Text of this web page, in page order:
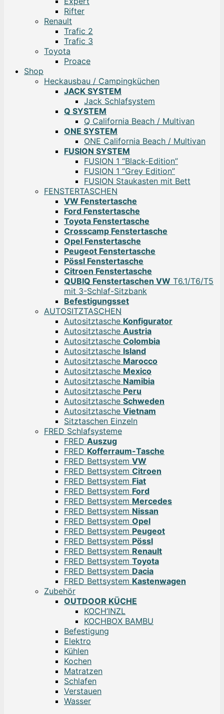
Rifter
Renault
Trafic 2
Trafic 3
Toyota
Proace
Shop
Heckausbau / Campingküchen
JACK SYSTEM
Jack Schlafsystem
Q SYSTEM
Q California Beach / Multivan
ONE SYSTEM
ONE California Beach / Multivan
FUSION SYSTEM
FUSION 1 “Black-Edition”
FUSION 1 “Grey Edition”
FUSION Staukasten mit Bett
FENSTERTASCHEN
VW Fenstertasche
Ford Fenstertasche
Toyota Fenstertasche
Crosscamp Fenstertasche
Opel Fenstertasche
Peugeot Fenstertasche
Pössl Fenstertasche
Citroen Fenstertasche
QUBIQ Fenstertaschen VW T6.1/T6/T5
mit 3-Schlaf-Sitzbank
Befestigungsset
AUTOSITZTASCHEN
Autositztasche Konfigurator
Autositztasche Austria
Autositztasche Colombia
Autositztasche Island
Autositztasche Marocco
Autositztasche Mexico
Autositztasche Namibia
Autositztasche Peru
Autositztasche Schweden
Autositztasche Vietnam
Sitztaschen Einzeln
FRED Schlafsysteme
FRED Auszug
FRED Kofferraum-Tasche
FRED Bettsystem VW
FRED Bettsystem Citroen
FRED Bettsystem Fiat
FRED Bettsystem Ford
FRED Bettsystem Mercedes
FRED Bettsystem Nissan
FRED Bettsystem Opel
FRED Bettsystem Peugeot
FRED Bettsystem Pössl
FRED Bettsystem Renault
FRED Bettsystem Toyota
FRED Bettsystem Dacia
FRED Bettsystem Kastenwagen
Zubehör
OUTDOOR KÜCHE
KOCH’INZL
KOCHBOX BAMBU
Befestigung
Elektro
Kühlen
Kochen
Matratzen
Schlafen
Verstauen
Wasser